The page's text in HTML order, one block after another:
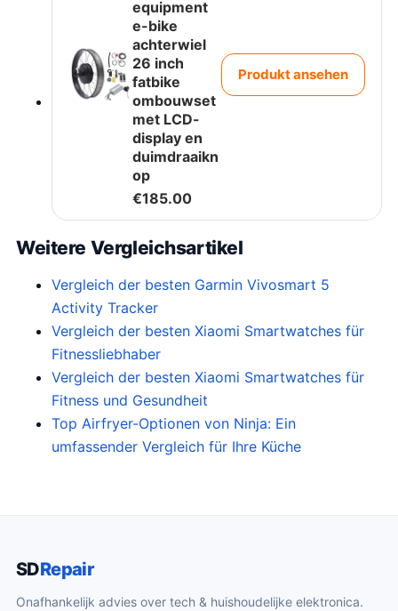
equipment
e-bike
achterwiel
26 inch
fatbike
ombouwset
met LCD-
display en
duimdraaikn
op
€185.00
Produkt ansehen
Weitere Vergleichsartikel
Vergleich der besten Garmin Vivosmart 5
Activity Tracker
Vergleich der besten Xiaomi Smartwatches für
Fitnessliebhaber
Vergleich der besten Xiaomi Smartwatches für
Fitness und Gesundheit
Top Airfryer-Optionen von Ninja: Ein
umfassender Vergleich für Ihre Küche
SDRepair
Onafhankelijk advies over tech & huishoudelijke elektronica.